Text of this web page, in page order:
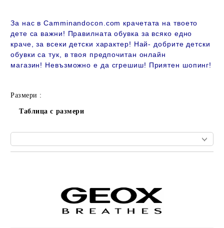
За нас в Camminandocon.com крачетата на твоето
дете са важни! Правилната обувка за всяко едно
краче, за всеки детски характер! Най- добрите детски
обувки са тук, в твоя предпочитан онлайн
магазин! Невъзможно е да сгрешиш! Приятен шопинг!
Размери :
Таблица с размери